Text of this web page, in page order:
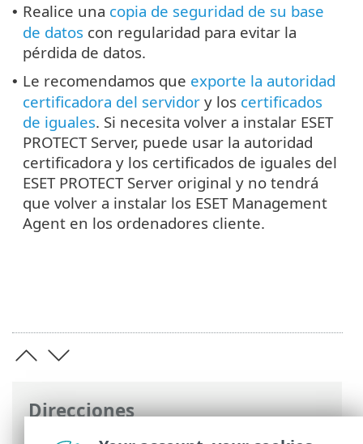
Direcciones
• Realice una copia de seguridad de su base
de datos con regularidad para evitar la
pérdida de datos.
• Le recomendamos que exporte la autoridad
certificadora del servidor y los certificados
de iguales. Si necesita volver a instalar ESET
PROTECT Server, puede usar la autoridad
certificadora y los certificados de iguales del
ESET PROTECT Server original y no tendrá
que volver a instalar los ESET Management
Agent en los ordenadores cliente.